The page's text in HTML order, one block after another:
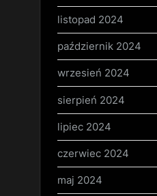
listopad 2024
październik 2024
wrzesień 2024
sierpień 2024
lipiec 2024
czerwiec 2024
maj 2024